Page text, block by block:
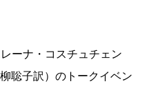
ーナ・コスチュチェン
聡子訳）のトークイベン